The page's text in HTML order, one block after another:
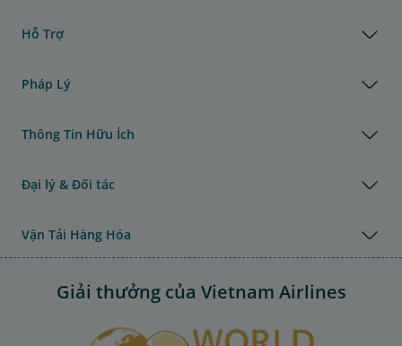
Hỗ Trợ
Pháp Lý
Thông Tin Hữu Ích
Đại lý & Đối tác
Vận Tải Hàng Hóa
Giải thưởng của Vietnam Airlines